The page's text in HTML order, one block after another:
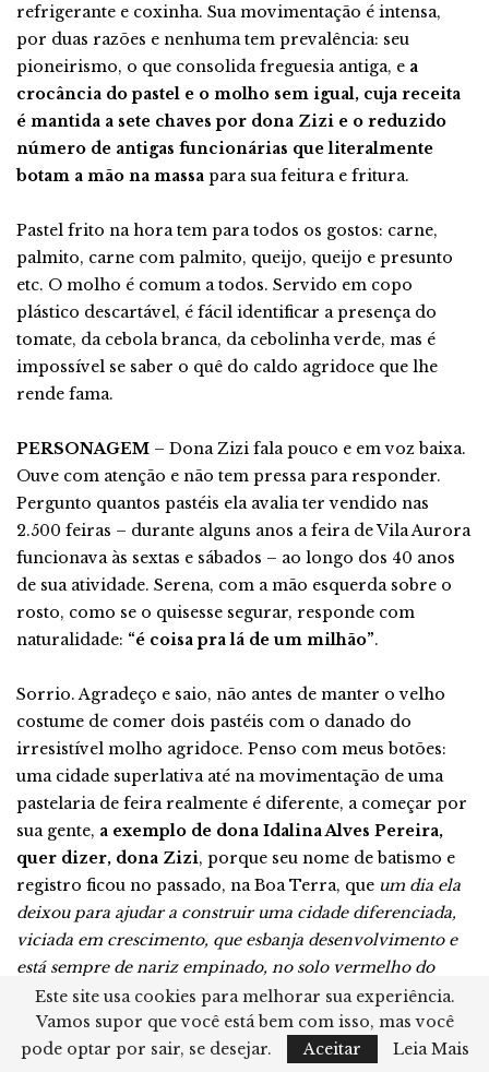
refrigerante e coxinha. Sua movimentação é intensa,
por duas razões e nenhuma tem prevalência: seu
pioneirismo, o que consolida freguesia antiga, e a
crocância do pastel e o molho sem igual, cuja receita
é mantida a sete chaves por dona Zizi e o reduzido
número de antigas funcionárias que literalmente
botam a mão na massa para sua feitura e fritura.
Pastel frito na hora tem para todos os gostos: carne,
palmito, carne com palmito, queijo, queijo e presunto
etc. O molho é comum a todos. Servido em copo
plástico descartável, é fácil identificar a presença do
tomate, da cebola branca, da cebolinha verde, mas é
impossível se saber o quê do caldo agridoce que lhe
rende fama.
PERSONAGEM – Dona Zizi fala pouco e em voz baixa.
Ouve com atenção e não tem pressa para responder.
Pergunto quantos pastéis ela avalia ter vendido nas
2.500 feiras – durante alguns anos a feira de Vila Aurora
funcionava às sextas e sábados – ao longo dos 40 anos
de sua atividade. Serena, com a mão esquerda sobre o
rosto, como se o quisesse segurar, responde com
naturalidade: “é coisa pra lá de um milhão”.
Sorrio. Agradeço e saio, não antes de manter o velho
costume de comer dois pastéis com o danado do
irresistível molho agridoce. Penso com meus botões:
uma cidade superlativa até na movimentação de uma
pastelaria de feira realmente é diferente, a começar por
sua gente, a exemplo de dona Idalina Alves Pereira,
quer dizer, dona Zizi, porque seu nome de batismo e
registro ficou no passado, na Boa Terra, que um dia ela
deixou para ajudar a construir uma cidade diferenciada,
viciada em crescimento, que esbanja desenvolvimento e
está sempre de nariz empinado, no solo vermelho do
cerrado à margem do rio Poguba, que desce o planalto e
se junta ao São Lourenço numa região que todos chamam
de Pantanal.
Este site usa cookies para melhorar sua experiência.
Vamos supor que você está bem com isso, mas você
pode optar por sair, se desejar.
Aceitar Leia Mais